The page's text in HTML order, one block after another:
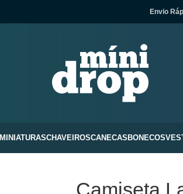
Envio
MINIATURASCHAVEIROSCANECAS BONECOS
Camiseta